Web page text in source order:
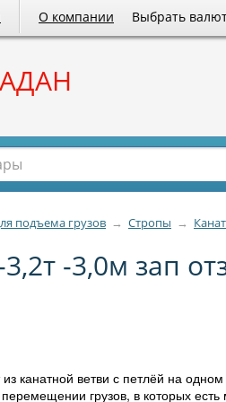
О компании Выбрать
подъема грузов → Стропы →
-3,0м зап
канатной ветви с петлёй на
грузов, в которых